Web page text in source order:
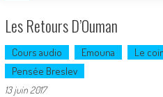
Les Retours D’Ouman
Cours audio Emouna
Le
Pensée Breslev
13 juin 2017